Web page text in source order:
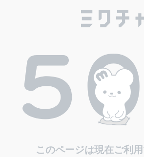
このページは現在ご利